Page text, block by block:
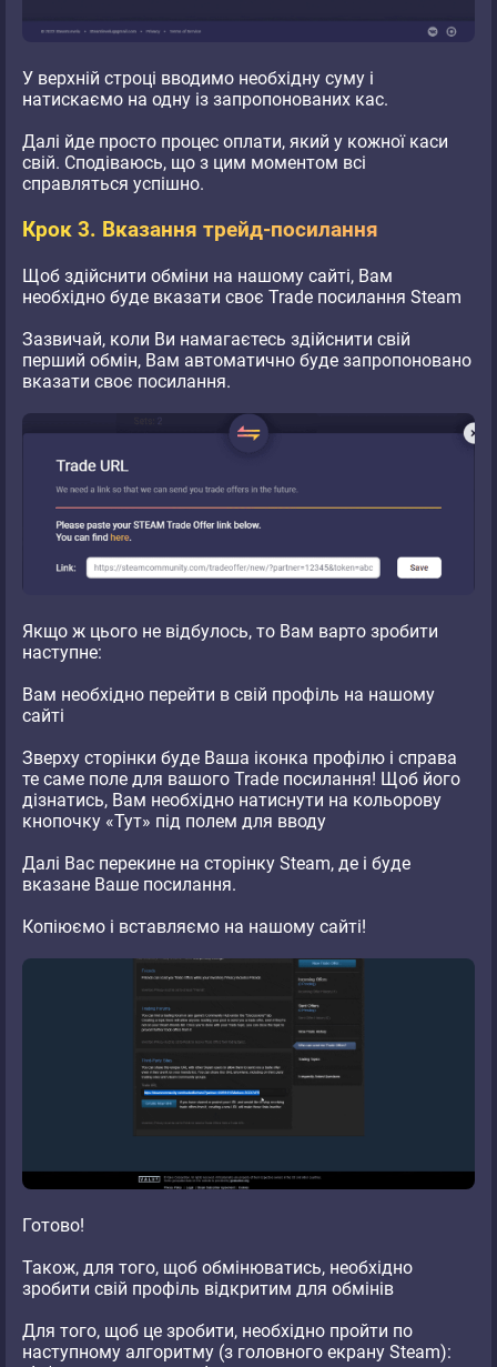
У верхній строці вводимо необхідну суму і
натискаємо на одну із запропонованих кас.
Далі йде просто процес оплати, який у кожної каси
свій. Сподіваюсь, що з цим моментом всі
справляться успішно.
Крок 3. Вказання трейд-посилання
Щоб здійснити обміни на нашому сайті, Вам
необхідно буде вказати своє Trade посилання Steam
Зазвичай, коли Ви намагаєтесь здійснити свій
перший обмін, Вам автоматично буде запропоновано
вказати своє посилання.
Якщо ж цього не відбулось, то Вам варто зробити
наступне:
Вам необхідно перейти в свій профіль на нашому
сайті
Зверху сторінки буде Ваша іконка профілю і справа
те саме поле для вашого Trade посилання! Щоб його
дізнатись, Вам необхідно натиснути на кольорову
кнопочку «Тут» під полем для вводу
Далі Вас перекине на сторінку Steam, де і буде
вказане Ваше посилання.
Копіюємо і вставляємо на нашому сайті!
Готово!
Також, для того, щоб обмінюватись, необхідно
зробити свій профіль відкритим для обмінів
Для того, щоб це зробити, необхідно пройти по
наступному алгоритму (з головного екрану Steam):